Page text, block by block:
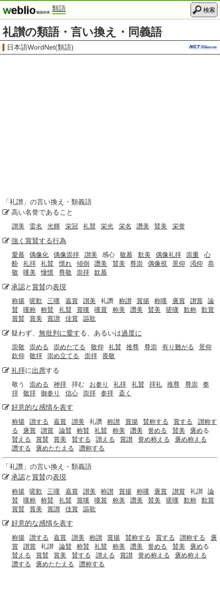
類語 検索
礼讃の類語・言い換え・同義語
日本語WordNet(類語)
「礼讃 」の言い換え・類義語
高い名誉であること
讃美 雷名 光輝 栄冠 礼賛 栄光 栄名 讚美 賛美 栄誉
強く 賞賛する行為
愛慕 偶像化 偶像崇拝 讃美 感心 敬慕 歎美 偶像礼拝 崇重
心
酔
礼拝 礼賛 憬れ 傾倒 讚美 賛美 尊崇 偶像視 景仰 渇仰
恭
敬
嘆美 憧憬 尊敬 崇拝 欽慕
承認と賞賛の表現
称揚 嗟歎 三嘆 嘉賞 讃美 礼讚 称讃 賞揚 称嘆 褒賞 讃賞
論
賛
嘆称 称賛 礼賛 賞嘆 嘆賞 称美 讚美 賛美 嗟嘆 歎称
歎賞
賞賛
賞美 賞讃 佳賞 謳歌
疑わず、 無批判に愛する、あるいは過度に
崇敬 崇める 崇めたてる 敬仰 礼賛 推尊 尊崇 有り難がる
景仰
欽仰
敬拝 崇め立てる 崇拝 畏敬
礼拝に出席する
敬う 崇める 神拝 拝む お参り 礼拝 礼賛 拝礼 推尊 尊崇
奉
拝
敬拝 御参り 信心 崇拝 参拝 斎く
好意的な感情を表す
称揚 讃する 嘉賞 讃美 礼讚 称讃 賞揚 賛称する 賞する
讃称す
る
褒賞 讃賞 論賛 称賛 礼賛 称美 讚美 誉める 賛美 褒める
賛える
賞賛 賞美 賛する 讃える 賞讃 誉め称える
褒め称える
讚する
褒めたたえる 讚称する
「礼讚 」の言い換え・類義語
承認と賞賛の表現
称揚 嗟歎 三嘆 嘉賞 讃美 称讃 賞揚 称嘆 褒賞 讃賞 礼讃
論
賛
嘆称 称賛 礼賛 賞嘆 嘆賞 称美 讚美 賛美 嗟嘆 歎称
歎賞
賞賛
賞美 賞讃 佳賞 謳歌
好意的な感情を表す
称揚 讃する 嘉賞 讃美 称讃 賞揚 賛称する 賞する 讃称する
褒
賞
讃賞 礼讃 論賛 称賛 礼賛 称美 讚美 誉める 賛美 褒める
賛える
賞賛 賞美 賛する 讃える 賞讃 誉め称える
褒め称える
讚する
褒めたたえる 讚称する